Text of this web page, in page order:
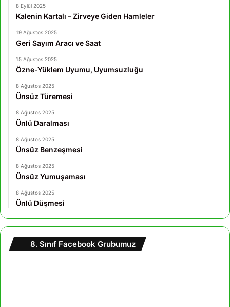
8 Eylül 2025
Kalenin Kartalı – Zirveye Giden Hamleler
19 Ağustos 2025
Geri Sayım Aracı ve Saat
15 Ağustos 2025
Özne-Yüklem Uyumu, Uyumsuzluğu
8 Ağustos 2025
Ünsüz Türemesi
8 Ağustos 2025
Ünlü Daralması
8 Ağustos 2025
Ünsüz Benzeşmesi
8 Ağustos 2025
Ünsüz Yumuşaması
8 Ağustos 2025
Ünlü Düşmesi
8. Sınıf Facebook Grubumuz